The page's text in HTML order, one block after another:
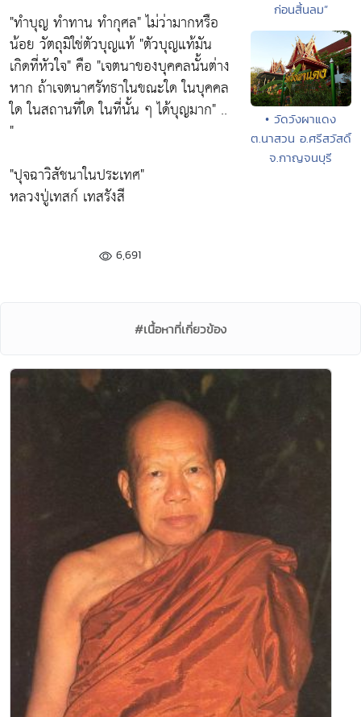
"ทำบุญ ทำทาน ทำกุศล"ไม่ว่ามากหรือ
น้อย วัตถุมิใช่ตัวบุญแท้"ตัวบุญแท้มัน
เกิดที่หัวใจ"คือ "เจตนาของบุคคลนั้นต่าง
หาก ถ้าเจตนาศรัทธาในขณะใด ในบุคคล
ใด ในสถานที่ใด ในที่นั้น ๆ ได้บุญมาก" ..
"
"ปุจฉาวิสัชนาในประเทศ"
หลวงปู่เทสก์ เทสรังสี
6,691
ก่อนสิ้นลม”
• วัดวังผาแดง
ต.นาสวน อ.ศรีสวัสดิ์
จ.กาญจนบุรี
#เนื้อหาที่เกี่ยวข้อง